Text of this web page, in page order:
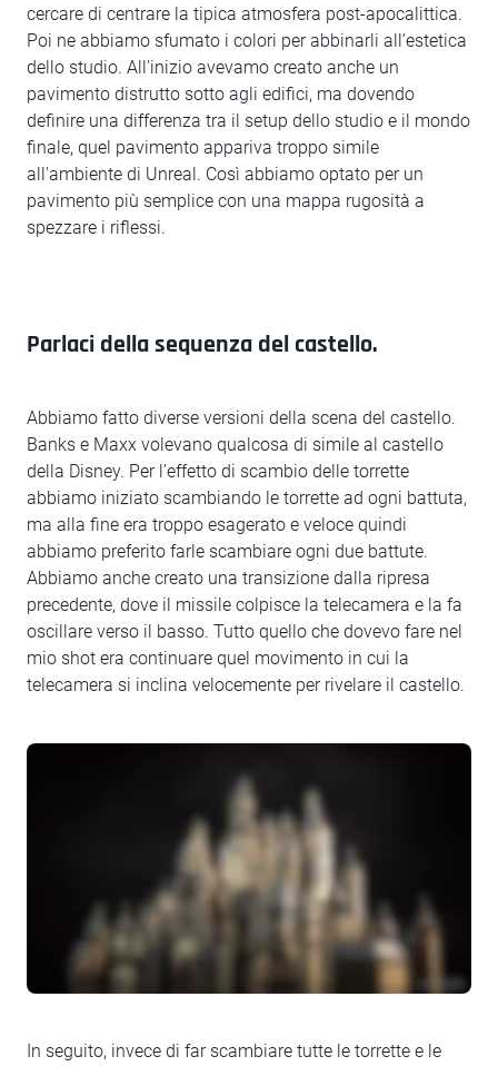
cercare di centrare la tipica atmosfera post-apocalittica.
Poi ne abbiamo sfumato i colori per abbinarli all’estetica
dello studio. All'inizio avevamo creato anche un
pavimento distrutto sotto agli edifici, ma dovendo
definire una differenza tra il setup dello studio e il mondo
finale, quel pavimento appariva troppo simile
all'ambiente di Unreal. Così abbiamo optato per un
pavimento più semplice con una mappa rugosità a
spezzare i riflessi.
Parlaci della sequenza del castello.
Abbiamo fatto diverse versioni della scena del castello.
Banks e Maxx volevano qualcosa di simile al castello
della Disney. Per l’effetto di scambio delle torrette
abbiamo iniziato scambiando le torrette ad ogni battuta,
ma alla fine era troppo esagerato e veloce quindi
abbiamo preferito farle scambiare ogni due battute.
Abbiamo anche creato una transizione dalla ripresa
precedente, dove il missile colpisce la telecamera e la fa
oscillare verso il basso. Tutto quello che dovevo fare nel
mio shot era continuare quel movimento in cui la
telecamera si inclina velocemente per rivelare il castello.
In seguito, invece di far scambiare tutte le torrette e le